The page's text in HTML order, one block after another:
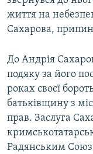
життя на
Сахарова,
До Андрія
подяку за його
роках своєї
батьківщину з
прав. Заслуга
Радянським